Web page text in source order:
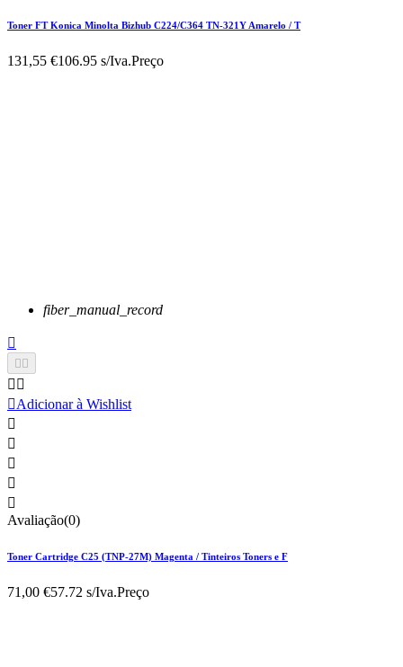
Toner FT Konica Minolta Bizhub C224/C364 TN-321Y Amarelo / T
131,55 €106.95 s/Iva.Preço
fiber_manual_record

 
 
Adicionar à Wishlist





Avaliação(0)
Toner Cartridge C25 (TNP-27M) Magenta / Tinteiros Toners e F
71,00 €57.72 s/Iva.Preço